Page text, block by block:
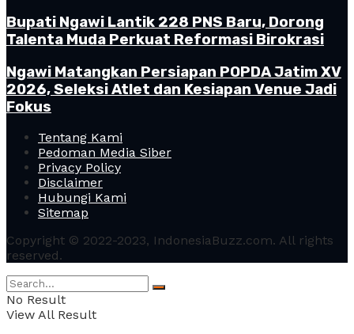
Bupati Ngawi Lantik 228 PNS Baru, Dorong
Talenta Muda Perkuat Reformasi Birokrasi
Ngawi Matangkan Persiapan POPDA Jatim XV
2026, Seleksi Atlet dan Kesiapan Venue Jadi
Fokus
Tentang Kami
Pedoman Media Siber
Privacy Policy
Disclaimer
Hubungi Kami
Sitemap
Copyright © 2022-2023, IndonesiaBuzz.com. All rights
reserved.
No Result
View All Result